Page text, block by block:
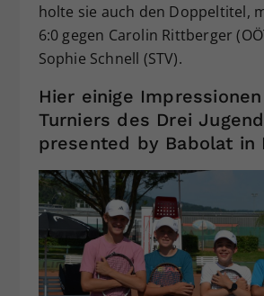
holte sie auch den Doppeltitel,
6:0 gegen Carolin Rittberger
Sophie Schnell (STV).
Hier einige
Turniers des Drei
presented by Babolat in